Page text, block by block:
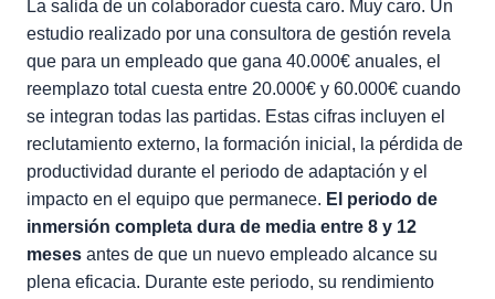
La salida de un colaborador cuesta caro. Muy caro. Un
estudio realizado por una consultora de gestión revela
que para un empleado que gana 40.000€ anuales, el
reemplazo total cuesta entre 20.000€ y 60.000€ cuando
se integran todas las partidas. Estas cifras incluyen el
reclutamiento externo, la formación inicial, la pérdida de
productividad durante el periodo de adaptación y el
impacto en el equipo que permanece. El periodo de
inmersión completa dura de media entre 8 y 12
meses antes de que un nuevo empleado alcance su
plena eficacia. Durante este periodo, su rendimiento